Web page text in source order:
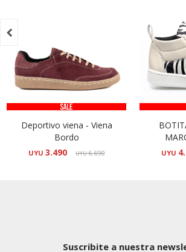
Deportivo viena - Viena
Bordo
UYU 3.490 UYU6.690 UYU

Suscribite a nuestra